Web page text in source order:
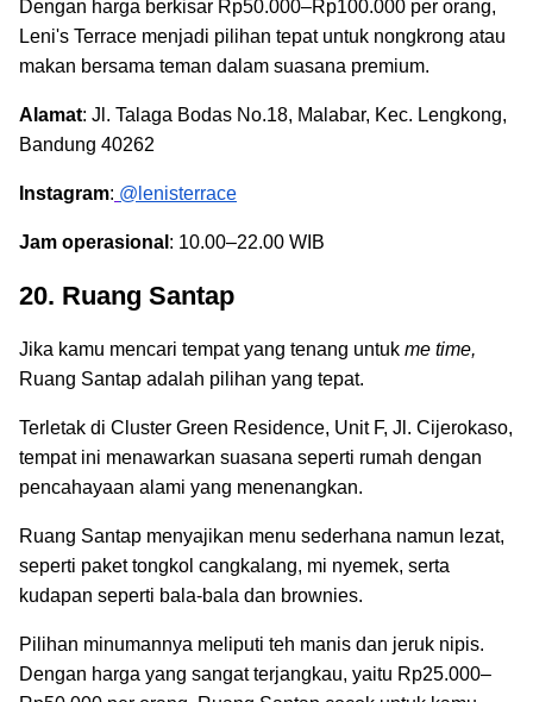
Dengan harga berkisar Rp50.000–Rp100.000 per orang,
Leni's Terrace menjadi pilihan tepat untuk nongkrong atau
makan bersama teman dalam suasana premium.
Alamat: Jl. Talaga Bodas No.18, Malabar, Kec. Lengkong,
Bandung 40262
Instagram: @lenisterrace
Jam operasional : 10.00–22.00 WIB
20. Ruang Santap
Jika kamu mencari tempat yang tenang untuk me time,
Ruang Santap adalah pilihan yang tepat.
Terletak di Cluster Green Residence, Unit F, Jl. Cijerokaso,
tempat ini menawarkan suasana seperti rumah dengan
pencahayaan alami yang menenangkan.
Ruang Santap menyajikan menu sederhana namun lezat,
seperti paket tongkol cangkalang, mi nyemek, serta
kudapan seperti bala-bala dan brownies.
Pilihan minumannya meliputi teh manis dan jeruk nipis.
Dengan harga yang sangat terjangkau, yaitu Rp25.000–